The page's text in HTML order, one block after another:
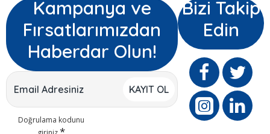
Kampanya ve
Fırsatlarımızdan
Haberdar Olun!
KAYIT OL
Doğrulama kodunu
Bizi Takip
Edin